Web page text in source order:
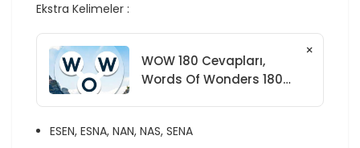
Ekstra Kelimeler :
WOW 180 Cevapları,
Words Of Wonders 180
×
ESEN, ESNA, NAN, NAS, SENA